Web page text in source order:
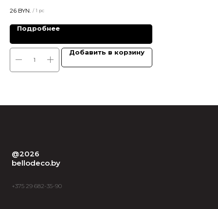
26 BYN. / 1 pc
Подробнее
Добавить в корзину
@2026
bellodeco.by
+375 29 682-35-90